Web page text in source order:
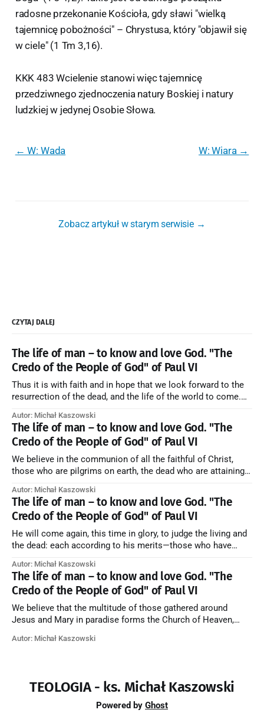
radosne przekonanie Kościoła, gdy sławi "wielką
tajemnicę pobożności" – Chrystusa, który "objawił się
w ciele" (1 Tm 3,16).
KKK 483 Wcielenie stanowi więc tajemnicę
przedziwnego zjednoczenia natury Boskiej i natury
ludzkiej w jedynej Osobie Słowa.
← W: Wada W: Wiara →
Zobacz artykuł w starym serwisie →
CZYTAJ DALEJ
The life of man – to know and love God. "The
Credo of the People of God" of Paul VI
Thus it is with faith and in hope that we look forward to the
resurrection of the dead, and the life of the world to come.
artykuł w starym serwisie →
Autor: Michał Kaszowski
The life of man – to know and love God. "The
Credo of the People of God" of Paul VI
We believe in the communion of all the faithful of Christ,
those who are pilgrims on earth, the dead who are attaining
forming one Church; and we believe that in this communion
the merciful love of God and His saints is
Autor: Michał Kaszowski
The life of man – to know and love God. "The
Credo of the People of God" of Paul VI
He will come again, this time in glory, to judge the living and
the dead: each according to his merits—those who have
those who have refused them to the end going to the fire that
is not
Autor: Michał Kaszowski
The life of man – to know and love God. "The
Credo of the People of God" of Paul VI
We believe that the multitude of those gathered around
Jesus and Mary in paradise forms the Church of Heaven,
they also, in different degrees, are associated with the holy
Autor: Michał Kaszowski
TEOLOGIA - ks. Michał Kaszowski
Powered by Ghost